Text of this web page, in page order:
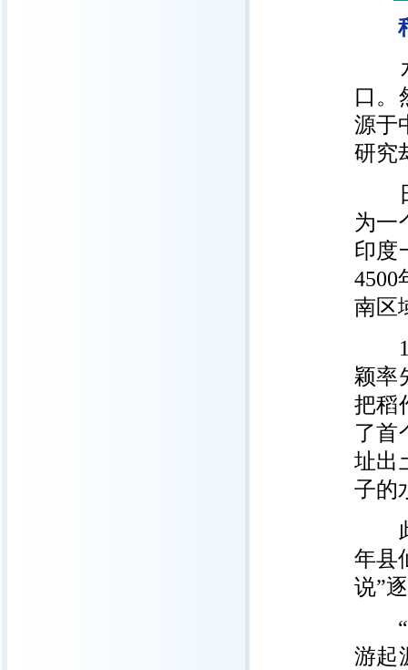
稻
水
口。
源于
研究
日
为一
印度
南区
颖率
把稻
了首
址出
子的
此
年县
说”
“但
游起